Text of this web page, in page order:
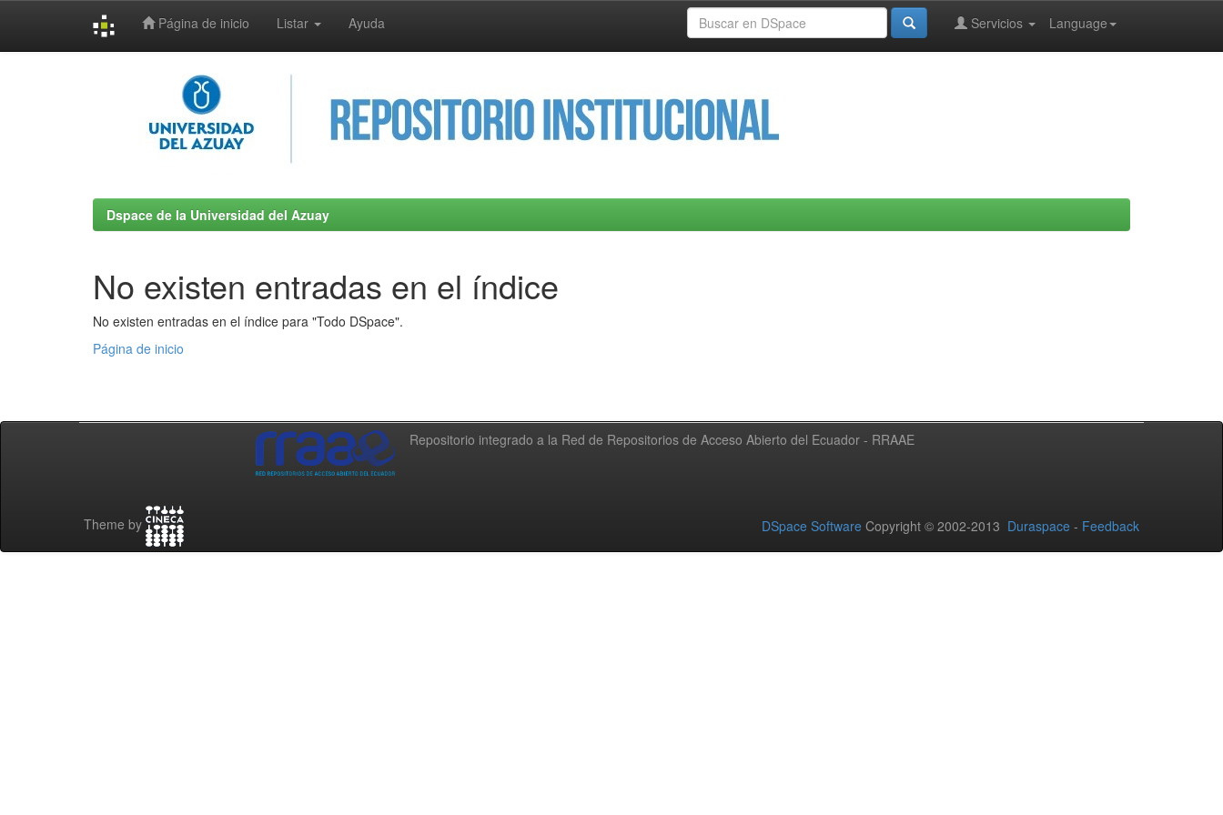
Página de inicio Listar Ayuda Language
Servicios
Dspace de la Universidad del Azuay
No existen entradas en el índice
No existen entradas en el índice para "Todo DSpace".
Página de inicio
Repositorio integrado a la Red de Repositorios de Acceso Abierto del Ecuador - RRAAE
Theme by DSpace Software Copyright © 2002-2013 Duraspace - Feedback